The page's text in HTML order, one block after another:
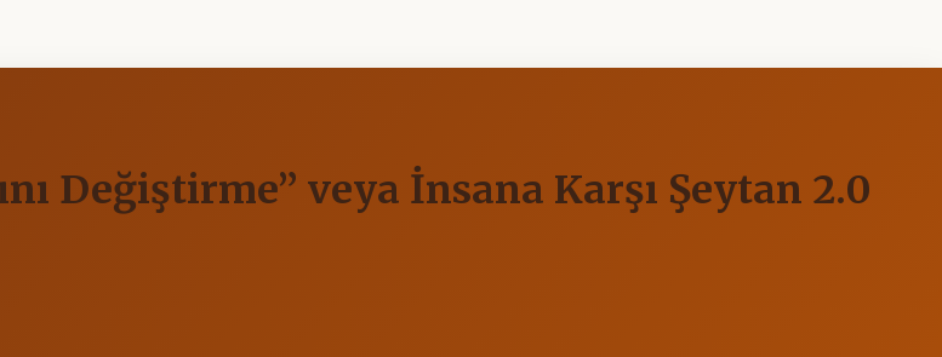
Değiştirme” veya İnsana Karşı Şeytan 2.0